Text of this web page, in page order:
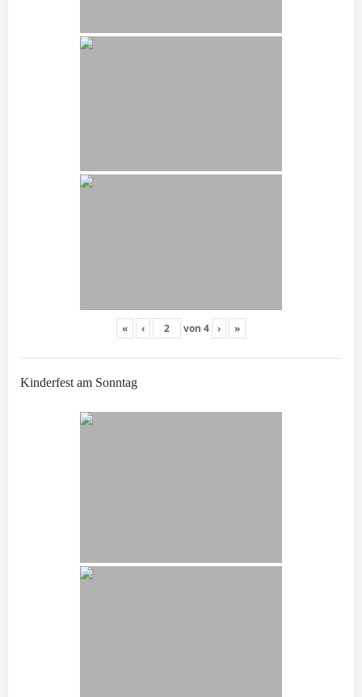
« ‹ von 4 › »
Kinderfest am Sonntag